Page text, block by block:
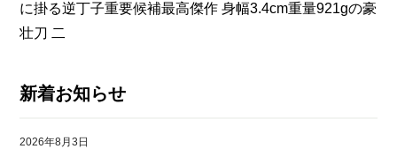
に掛る逆丁子重要候補最高傑作 身幅3.4cm重量921gの豪
壮刀 二
新着お知らせ
2026年8月3日